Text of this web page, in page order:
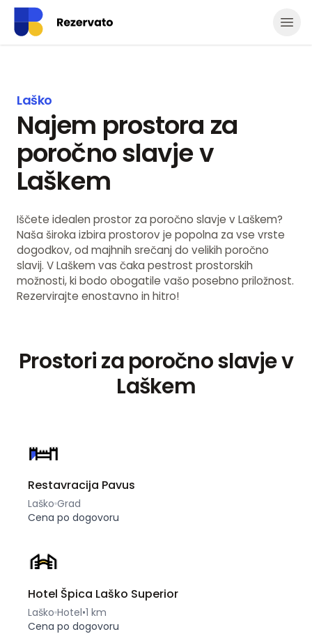
Laško
Najem prostora za
poročno slavje v
Laškem
Iščete idealen prostor za poročno slavje v Laškem?
Naša široka izbira prostorov je popolna za vse vrste
dogodkov, od majhnih srečanj do velikih poročno
slavij. V Laškem vas čaka pestrost prostorskih
možnosti, ki bodo obogatile vašo posebno priložnost.
Rezervirajte enostavno in hitro!
Prostori za poročno slavje v
Laškem
Restavracija Pavus
Laško Grad
Cena po dogovoru
Hotel Špica Laško Superior
Laško Hotel•1 km
Cena po dogovoru